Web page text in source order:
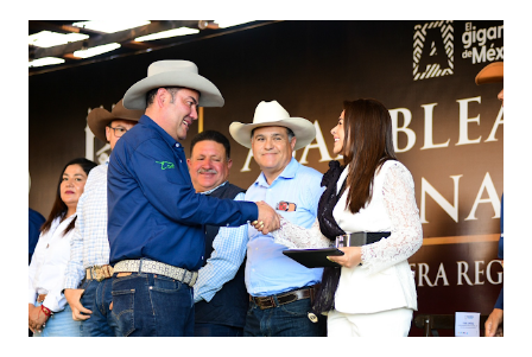
Corazón Urbano y el Municipio capital. Leo Montañez
informó que en este programa se usarán cerca de 90 mil
metros cuadrados de pintura, para dar inicio en la calle
Nieto, entre Jesús F. Elizondo y la calle 22 de Octubre, con
lo que se aplicará pintura en 66 casas. Posteriormente se
llevará este programa a Villas de Nuestra Señora de la
Asunción, Avenida Alameda y Decreto 27 de Septiembre, en
los edificios FOVISSSTE Ojo de Agua, en la comunidad
Norias de Paso Hondo y en los edificios de...